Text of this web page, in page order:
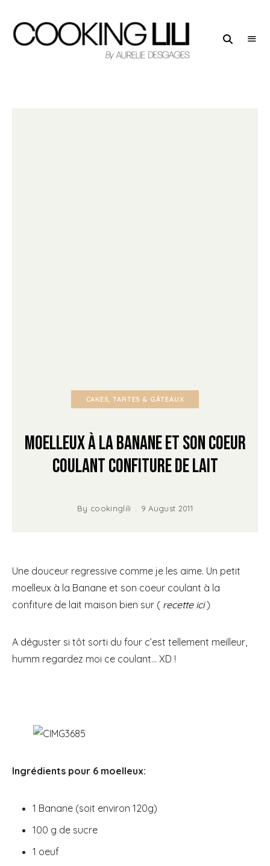
CAKES, TARTES & GÂTEAUX
Moelleux à la Banane et son coeur
coulant Confiture de lait
By cookinglili 9 August 2011
Une douceur regressive comme je les aime. Un petit
moelleux à la Banane et son coeur coulant à la
confiture de lait maison bien sur ( recette ici)
A déguster si tôt sorti du four c’est tellement meilleur,
humm regardez moi ce coulant… XD !
Ingrédients pour 6 moelleux:
1 Banane (soit environ 120g)
100 g de sucre
1 oeuf